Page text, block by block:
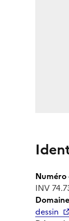
INV
Domaine
dessin